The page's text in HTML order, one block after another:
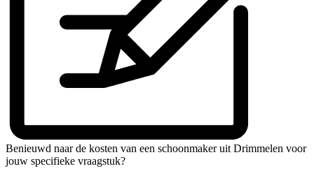
Benieuwd naar de kosten van een schoonmaker uit Drimmelen voor
jouw specifieke vraagstuk?